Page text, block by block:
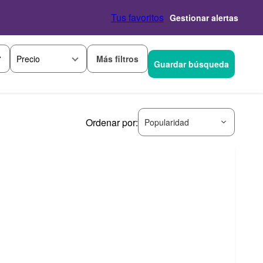
Tus favoritos Gestionar alertas
Precio Más filtros Guardar búsqueda
Ordenar por: Popularidad